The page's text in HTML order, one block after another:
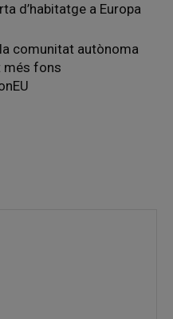
d’habitatge a Europa
comunitat autònoma
més fons